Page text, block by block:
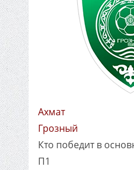
Ахмат
Грозный
Кто победит в
П1